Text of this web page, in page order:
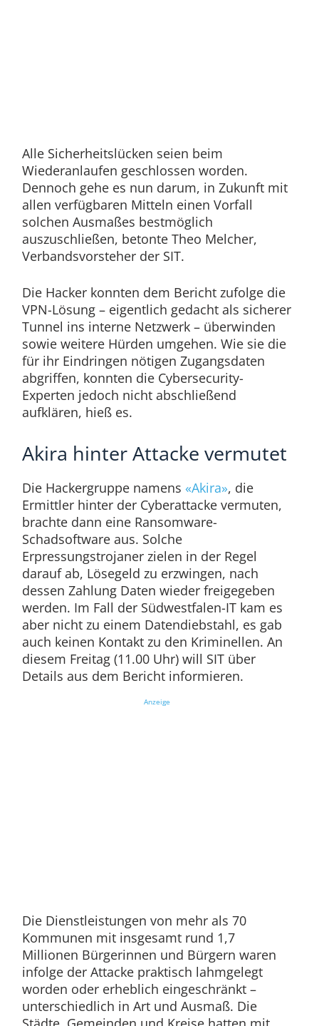
Alle Sicherheitslücken seien beim
Wiederanlaufen geschlossen worden.
Dennoch gehe es nun darum, in Zukunft mit
allen verfügbaren Mitteln einen Vorfall
solchen Ausmaßes bestmöglich
auszuschließen, betonte Theo Melcher,
Verbandsvorsteher der SIT.
Die Hacker konnten dem Bericht zufolge die
VPN-Lösung – eigentlich gedacht als sicherer
Tunnel ins interne Netzwerk – überwinden
sowie weitere Hürden umgehen. Wie sie die
für ihr Eindringen nötigen Zugangsdaten
abgriffen, konnten die Cybersecurity-
Experten jedoch nicht abschließend
aufklären, hieß es.
Akira hinter Attacke vermutet
Die Hackergruppe namens «Akira», die
Ermittler hinter der Cyberattacke vermuten,
brachte dann eine Ransomware-
Schadsoftware aus. Solche
Erpressungstrojaner zielen in der Regel
darauf ab, Lösegeld zu erzwingen, nach
dessen Zahlung Daten wieder freigegeben
werden. Im Fall der Südwestfalen-IT kam es
aber nicht zu einem Datendiebstahl, es gab
auch keinen Kontakt zu den Kriminellen. An
diesem Freitag (11.00 Uhr) will SIT über
Details aus dem Bericht informieren.
Anzeige
Die Dienstleistungen von mehr als 70
Kommunen mit insgesamt rund 1,7
Millionen Bürgerinnen und Bürgern waren
infolge der Attacke praktisch lahmgelegt
worden oder erheblich eingeschränkt –
unterschiedlich in Art und Ausmaß. Die